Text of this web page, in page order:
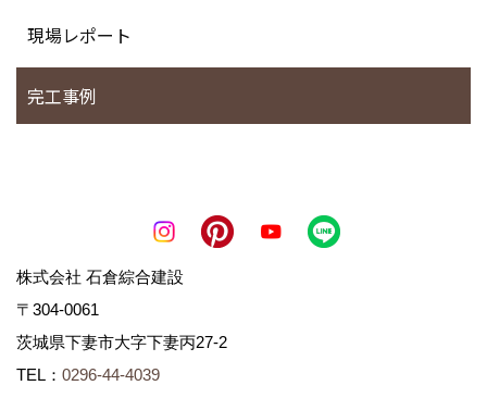
現場レポート
完工事例
株式会社 石倉綜合建設
〒304-0061
茨城県下妻市大字下妻丙27-2
TEL： 0296-44-4039